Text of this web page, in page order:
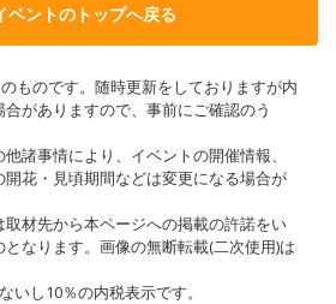
ベントのトップへ戻る
ものです。随時更新をしておりますが内
がありますので、事前にご確認のう
諸事情により、イベントの開催情報、
花・見頃期間などは変更になる場合が
材先から本ページへの掲載の許諾をい
なります。画像の無断転載(二次使用)は
し10％の内税表示です。